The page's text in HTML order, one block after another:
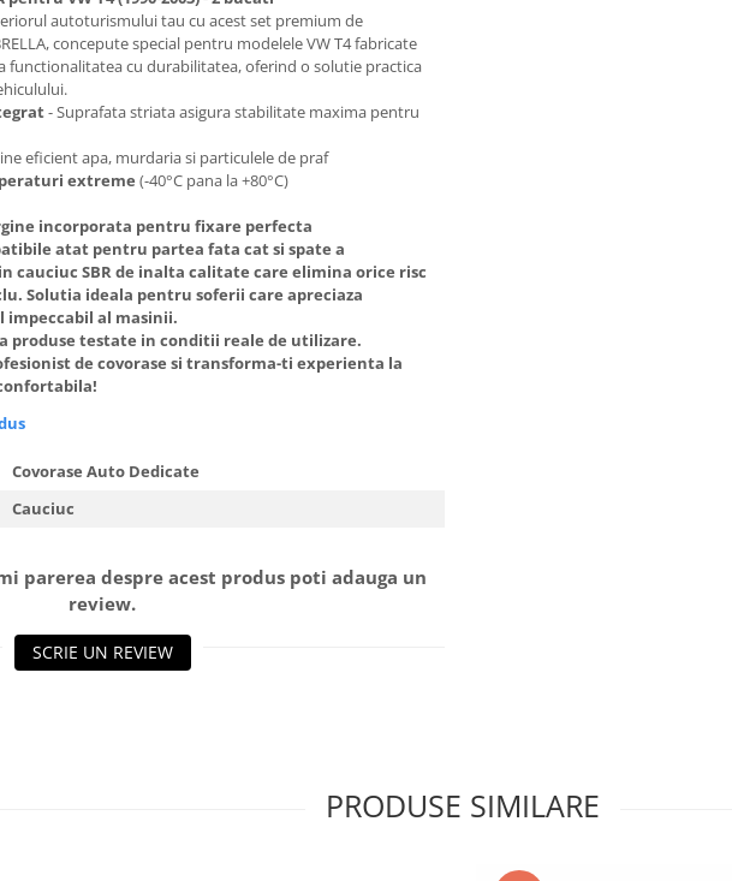
autoturismului tau cu acest set premium de
concepute special pentru modelele VW T4 fabricate
functionalitatea cu durabilitatea, oferind o solutie practica
- Suprafata striata asigura stabilitate maxima pentru
eficient apa, murdaria si particulele de praf
extreme (-40°C pana la +80°C)
incorporata pentru fixare perfecta
atat pentru partea fata cat si spate a
cauciuc SBR de inalta calitate care elimina orice risc
Solutia ideala pentru soferii care apreciaza
impeccabil al masinii.
produse testate in conditii reale de utilizare.
de covorase si transforma-ti experienta la
Covorase Auto Dedicate
Cauciuc
parerea despre acest produs poti adauga un
review.
SCRIE UN REVIEW
PRODUSE SIMILARE